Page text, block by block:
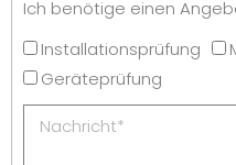
Ich benötige einen
Installationsprüfung
Geräteprüfung